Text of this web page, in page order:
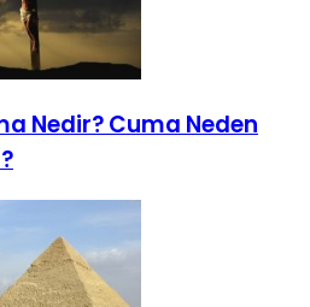
Nedir? Cuma Neden